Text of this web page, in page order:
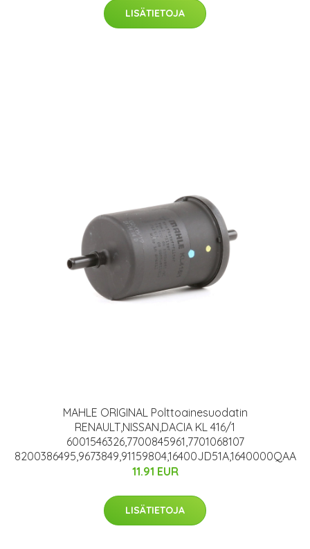
LISÄTIETOJA
MAHLE ORIGINAL Polttoainesuodatin
RENAULT,NISSAN,DACIA KL 416/1
6001546326,7700845961,7701068107
8200386495,9673849,91159804,16400JD51A,1640000QAA
11.91 EUR
LISÄTIETOJA